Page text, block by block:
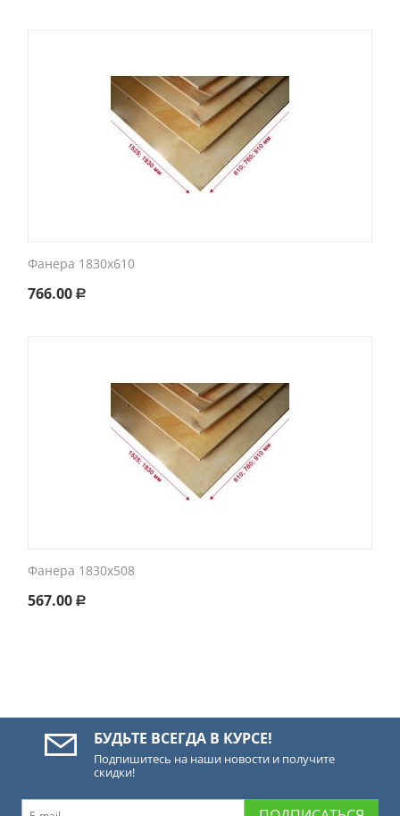
Фанера 1830х610
766.00 Р
Фанера 1830х508
567.00 Р
БУДЬТЕ ВСЕГДА В КУРСЕ!
Подпишитесь на наши новости и получите
скидки!